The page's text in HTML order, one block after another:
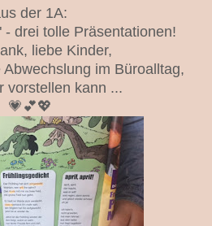
der 1A:
- drei tolle Präsentationen!
liebe Kinder,
im Büroalltag,
vorstellen kann ...
💗💕💖